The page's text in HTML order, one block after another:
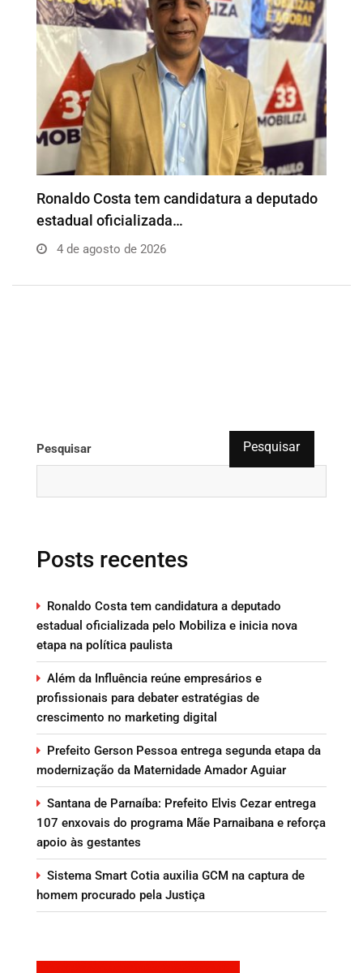
Além da Influência reúne empresários e
profissionais para…
4 de agosto de 2026
Pesquisar Pesquisar
Posts recentes
Ronaldo Costa tem candidatura a deputado
estadual oficializada pelo Mobiliza e inicia nova
etapa na política paulista
Além da Influência reúne empresários e
profissionais para debater estratégias de
crescimento no marketing digital
Prefeito Gerson Pessoa entrega segunda etapa da
modernização da Maternidade Amador Aguiar
Santana de Parnaíba: Prefeito Elvis Cezar entrega
107 enxovais do programa Mãe Parnaibana e reforça
apoio às gestantes
Sistema Smart Cotia auxilia GCM na captura de
homem procurado pela Justiça